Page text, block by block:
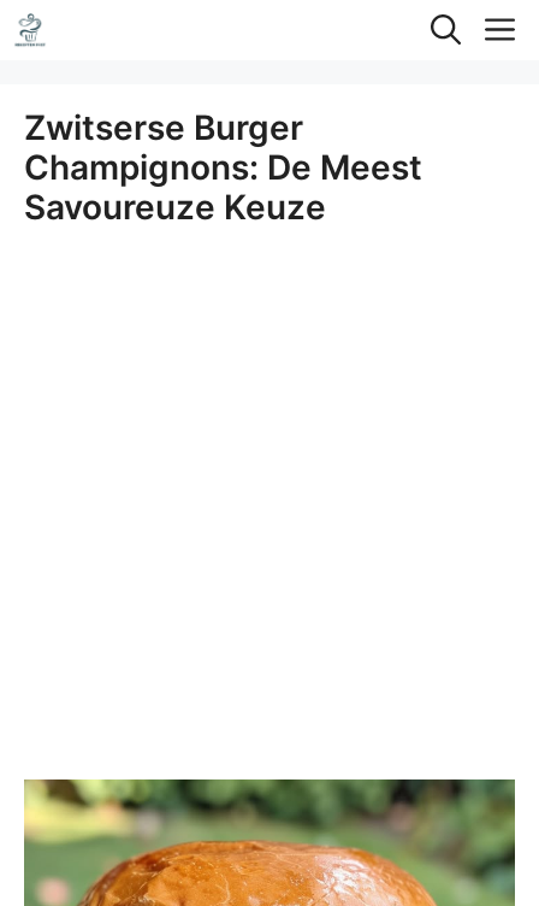
Ga
naar
inhoud
Zwitserse Burger
Champignons: De Meest
Savoureuze Keuze